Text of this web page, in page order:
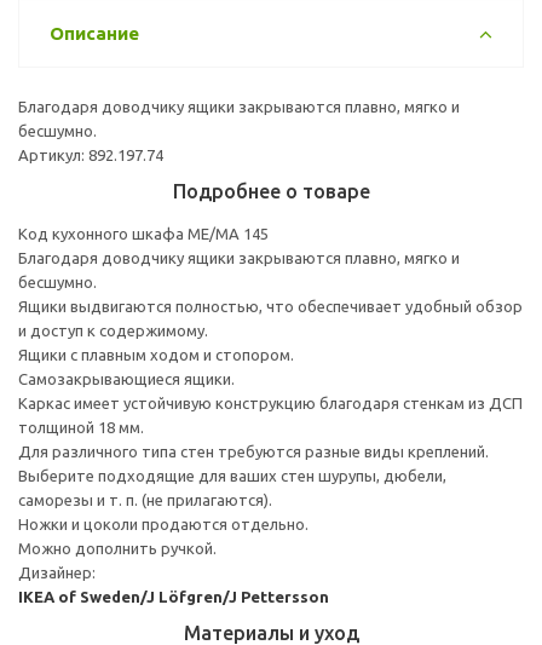
Описание
Благодаря доводчику ящики закрываются плавно, мягко и
бесшумно.
Артикул: 892.197.74
Подробнее о товаре
Код кухонного шкафа ME/MA 145
Благодаря доводчику ящики закрываются плавно, мягко и
бесшумно.
Ящики выдвигаются полностью, что обеспечивает удобный обзор
и доступ к содержимому.
Ящики с плавным ходом и стопором.
Самозакрывающиеся ящики.
Каркас имеет устойчивую конструкцию благодаря стенкам из ДСП
толщиной 18 мм.
Для различного типа стен требуются разные виды креплений.
Выберите подходящие для ваших стен шурупы, дюбели,
саморезы и т. п. (не прилагаются).
Ножки и цоколи продаются отдельно.
Можно дополнить ручкой.
Дизайнер:
IKEA of Sweden/J Löfgren/J Pettersson
Материалы и уход